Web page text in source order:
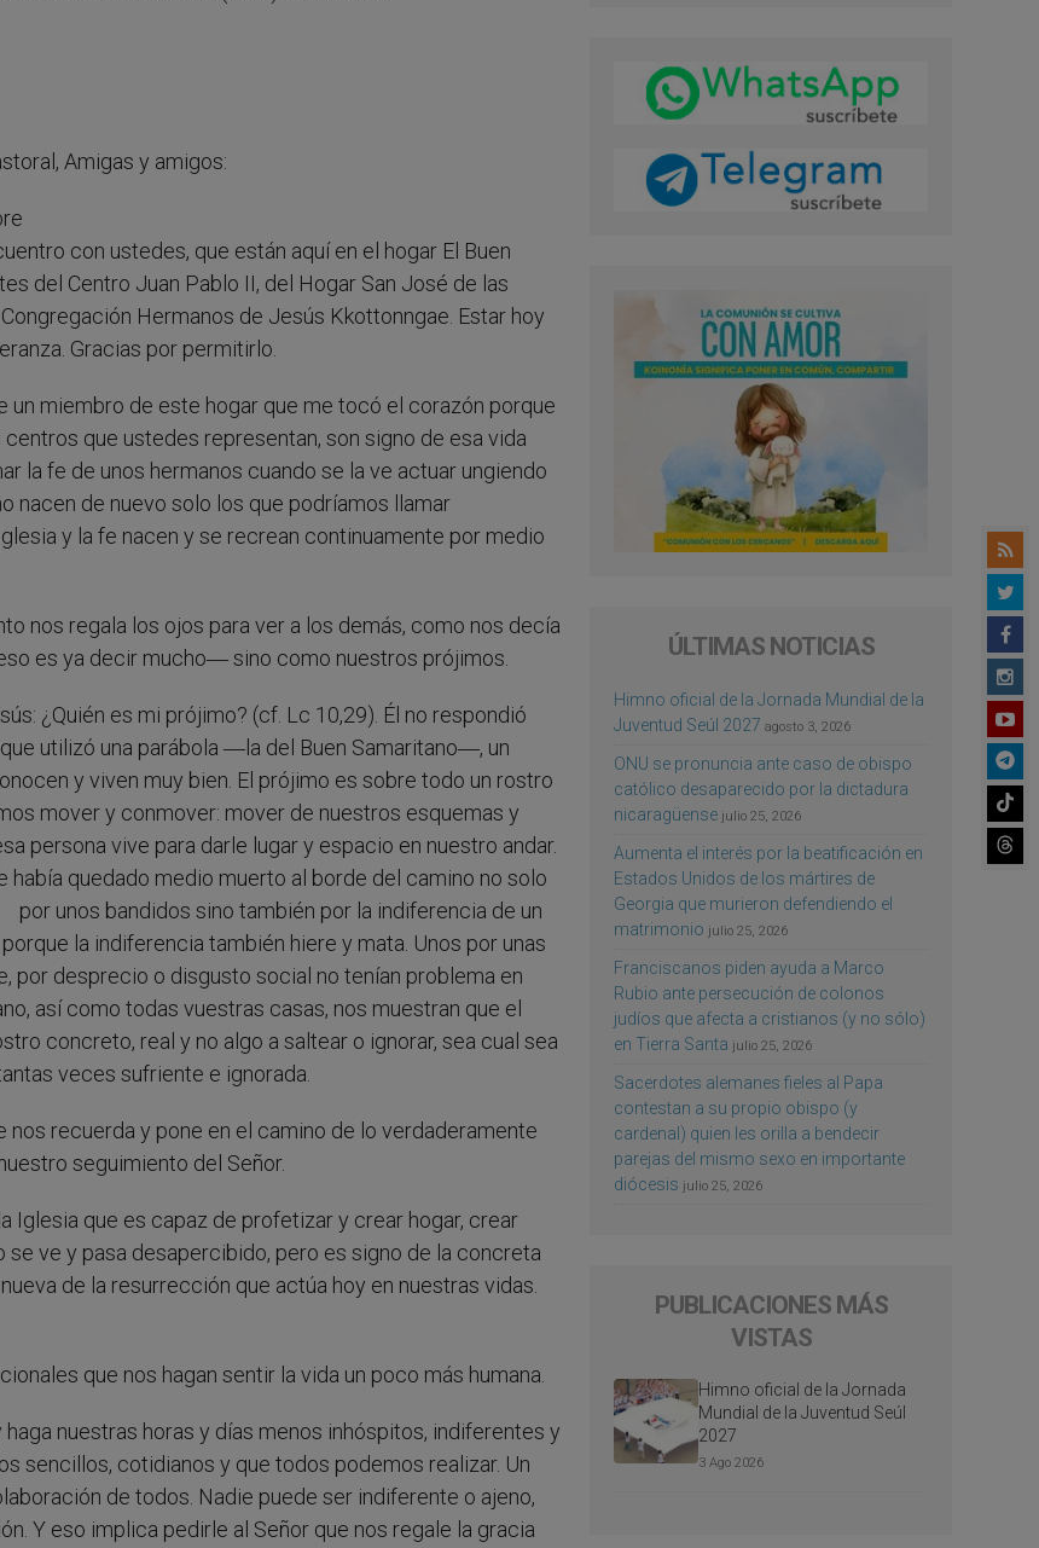
Amigas y amigos:
con ustedes, que están aquí en el hogar El Buen
del Centro Juan Pablo II, del Hogar San José de las
Hermanos de Jesús Kkottonngae. Estar hoy
Gracias por permitirlo.
miembro de este hogar que me tocó el corazón porque
que ustedes representan, son signo de esa vida
la fe de unos hermanos cuando se la ve actuar ungiendo
nacen de nuevo solo los que podríamos llamar
y la fe nacen y se recrean continuamente por medio
nos regala los ojos para ver a los demás, como nos decía
es ya decir mucho― sino como nuestros prójimos.
¿Quién es mi prójimo? (cf. Lc 10,29). Él no respondió
utilizó una parábola ―la del Buen Samaritano―, un
y viven muy bien. El prójimo es sobre todo un rostro
mover y conmover: mover de nuestros esquemas y
persona vive para darle lugar y espacio en nuestro andar.
quedado medio muerto al borde del camino no solo
por unos bandidos sino también por la indiferencia de un
la indiferencia también hiere y mata. Unos por unas
por desprecio o disgusto social no tenían problema en
así como todas vuestras casas, nos muestran que el
concreto, real y no algo a saltear o ignorar, sea cual sea
veces sufriente e ignorada.
recuerda y pone en el camino de lo verdaderamente
seguimiento del Señor.
Iglesia que es capaz de profetizar y crear hogar, crear
ve y pasa desapercibido, pero es signo de la concreta
de la resurrección que actúa hoy en nuestras vidas.
que nos hagan sentir la vida un poco más humana.
nuestras horas y días menos inhóspitos, indiferentes y
sencillos, cotidianos y que todos podemos realizar. Un
de todos. Nadie puede ser indiferente o ajeno,
Y eso implica pedirle al Señor que nos regale la gracia
ÚLTIMAS NOTICIAS
Himno oficial de la Jornada Mundial de la
Juventud Seúl 2027 agosto 3, 2026
ONU se pronuncia ante caso de obispo
católico desaparecido por la dictadura
nicaragüense julio 25, 2026
Aumenta el interés por la beatificación en
Estados Unidos de los mártires de
Georgia que murieron defendiendo el
matrimonio julio 25, 2026
Franciscanos piden ayuda a Marco
Rubio ante persecución de colonos
judíos que afecta a cristianos (y no sólo)
en Tierra Santa julio 25, 2026
Sacerdotes alemanes fieles al Papa
contestan a su propio obispo (y
cardenal) quien les orilla a bendecir
parejas del mismo sexo en importante
diócesis julio 25, 2026
PUBLICACIONES MÁS
VISTAS
Himno oficial de la Jornada
Mundial de la Juventud Seúl
2027
3 Ago 2026